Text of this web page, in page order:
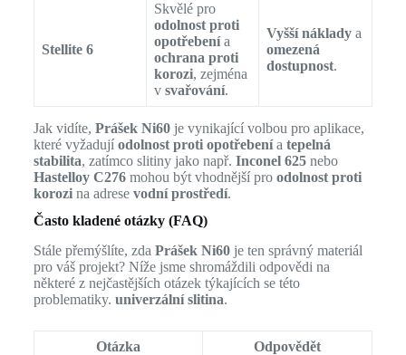
Stellite 6
Skvělé pro
odolnost proti
opotřebenía
ochrana proti
korozi, zejména
v svařování.
Vyšší nákladya
omezená
dostupnost.
Jak vidíte, Prášek Ni60je vynikající volbou pro aplikace,
které vyžadují odolnost proti opotřebenía tepelná
stabilita, zatímco slitiny jako např. Inconel 625nebo
Hastelloy C276mohou být vhodnější pro odolnost proti
korozina adrese vodní prostředí.
Často kladené otázky (FAQ)
Stále přemýšlíte, zda Prášek Ni60je ten správný materiál
pro váš projekt? Níže jsme shromáždili odpovědi na
některé z nejčastějších otázek týkajících se této
problematiky. univerzální slitina.
Otázka Odpovědět